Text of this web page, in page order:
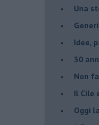
Una
Idee,
30
Non
Il Cile
Oggi